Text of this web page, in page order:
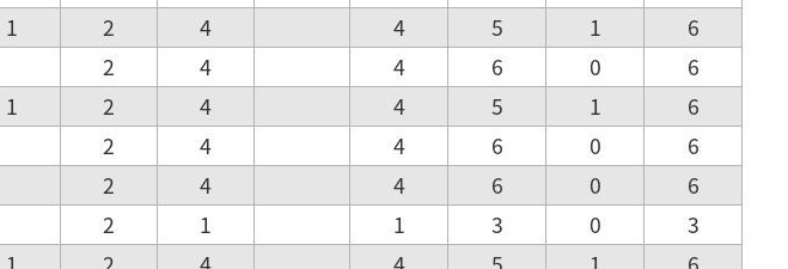
1 2 4 4 5 1
6
2 4 4 6 0
6
1 2 4 4 5 1
6
2 4 4 6 0
6
2 4 4 6 0
6
2 1 1 3 0
3